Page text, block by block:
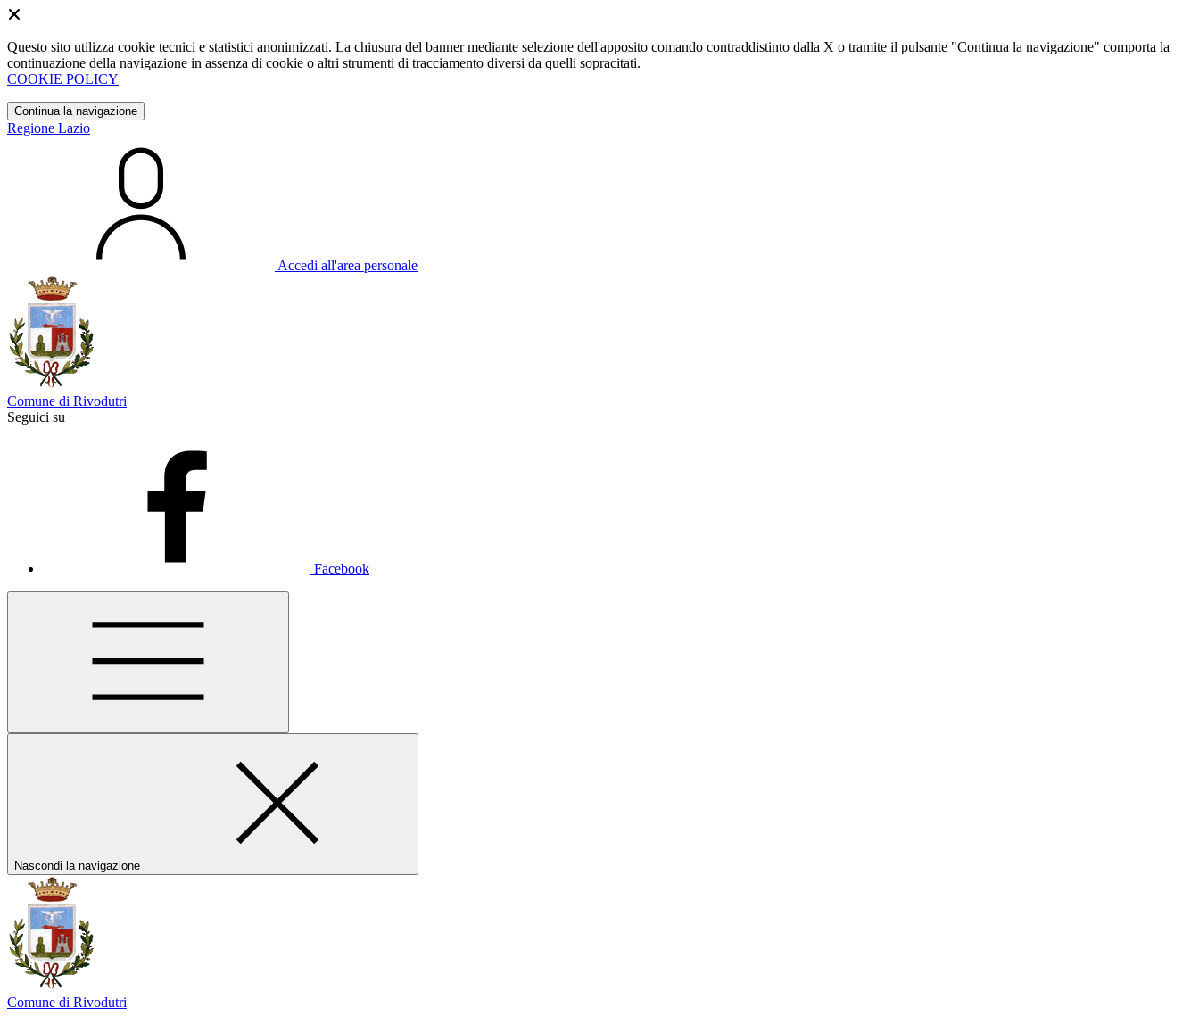
Questo sito utilizza cookie tecnici e statistici anonimizzati. La chiusura del banner mediante selezione dell'apposito comando contraddistinto dalla X o tramite il pulsante "Continua la navigazione" comporta la
continuazione della navigazione in assenza di cookie o altri strumenti di tracciamento diversi da quelli sopracitati.
COOKIE POLICY
Continua la navigazione
Regione Lazio
Accedi all'area personale
Comune di Rivodutri
Seguici su
Facebook
Nascondi la navigazione
Comune di Rivodutri